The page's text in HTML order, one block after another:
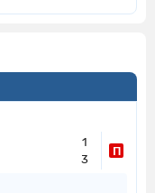
1
3
П